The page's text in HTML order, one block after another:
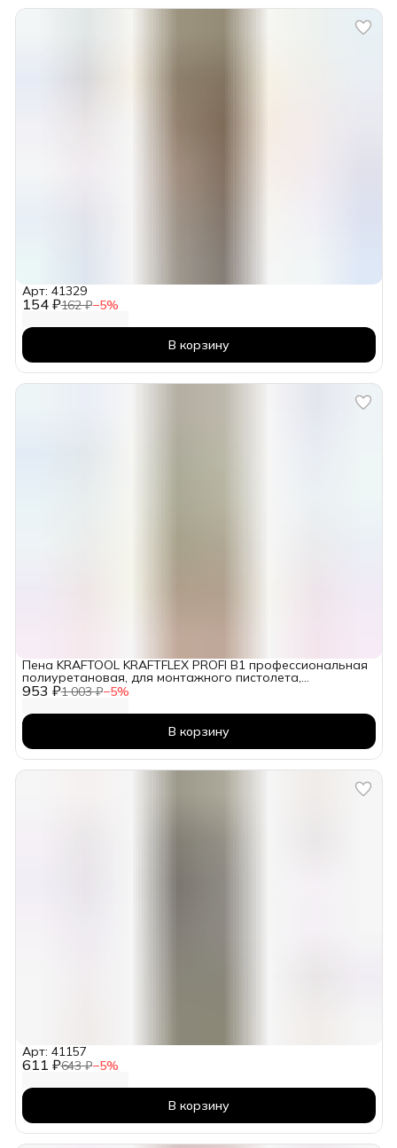
154 ₽162 ₽−5%
Арт: 41329
В корзину
953 ₽1 003 ₽−5%
Пена KRAFTOOL KRAFTFLEX PROFI B1 профессиональная
полиуретановая, для монтажного пистолета,
всесезонная, SVS, 750 мл
В корзину
611 ₽643 ₽−5%
Арт: 41157
В корзину